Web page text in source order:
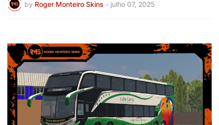
by Roger Monteiro Skins - julho 07, 2025